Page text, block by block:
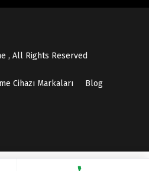
, All Rights Reserved
Cihazı Markaları
Blog